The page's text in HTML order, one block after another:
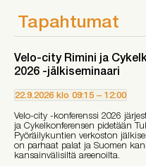
Tapahtumat
Velo-city Rimini ja
2026 -jälkiseminaari
22.9.2026 klo 09:15 – 12:00
Velo-city -konferenssi 2026
ja Cykelkonferensen pidetään
Pyöräilykuntien verkoston
on parhaat palat ja Suomen
kansainvälisiltä areenoilta.